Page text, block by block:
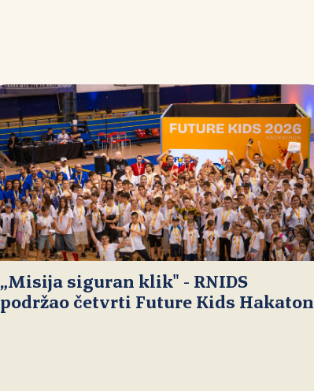
„Misija siguran klik" - RNIDS
podržao četvrti Future Kids Hakaton